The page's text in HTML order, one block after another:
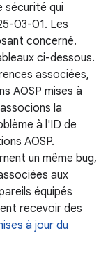
sécurité qui
03-01. Les
concerné.
ci-dessous.
associées,
AOSP mises à
la
à l'ID de
AOSP.
un même bug,
aux
équipés
recevoir des
à jour du